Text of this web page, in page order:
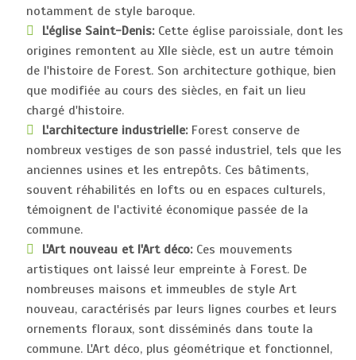
notamment de style baroque.
L'église Saint-Denis:Cette église paroissiale, dont les
origines remontent au XIIe siècle, est un autre témoin
de l'histoire de Forest. Son architecture gothique, bien
que modifiée au cours des siècles, en fait un lieu
chargé d'histoire.
L'architecture industrielle:Forest conserve de
nombreux vestiges de son passé industriel, tels que les
anciennes usines et les entrepôts. Ces bâtiments,
souvent réhabilités en lofts ou en espaces culturels,
témoignent de l'activité économique passée de la
commune.
L'Art nouveau et l'Art déco:Ces mouvements
artistiques ont laissé leur empreinte à Forest. De
nombreuses maisons et immeubles de style Art
nouveau, caractérisés par leurs lignes courbes et leurs
ornements floraux, sont disséminés dans toute la
commune. L'Art déco, plus géométrique et fonctionnel,